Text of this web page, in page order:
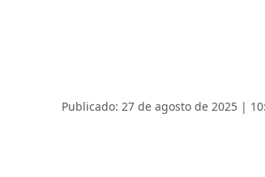
Publicado: 27 de agosto de 2025 |